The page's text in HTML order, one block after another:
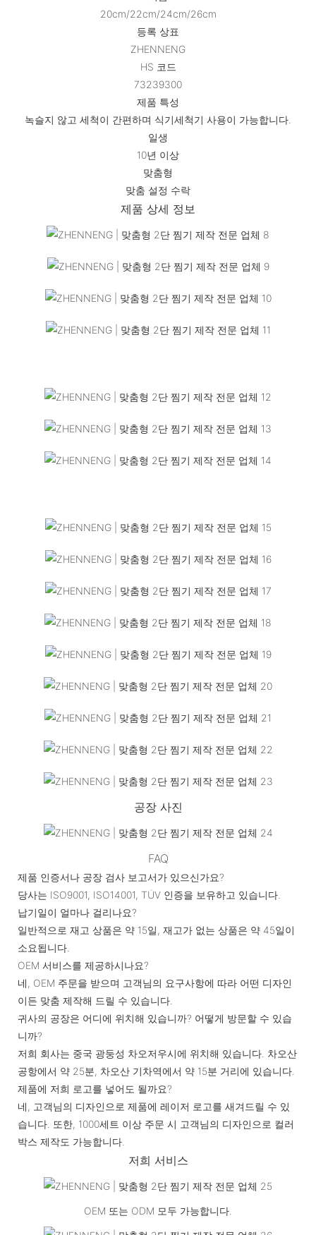
20cm/22cm/24cm/26cm
등록 상표
ZHENNENG
HS 코드
73239300
제품 특성
녹슬지 않고 세척이 간편하며 식기세척기 사용이 가능합니다.
일생
10년 이상
맞춤형
맞춤 설정 수락
제품 상세 정보
공장 사진
FAQ
제품 인증서나 공장 검사 보고서가 있으신가요?
당사는 ISO9001, ISO14001, TÜV 인증을 보유하고 있습니다.
납기일이 얼마나 걸리나요?
일반적으로 재고 상품은 약 15일, 재고가 없는 상품은 약 45일이
소요됩니다.
OEM 서비스를 제공하시나요?
네, OEM 주문을 받으며 고객님의 요구사항에 따라 어떤 디자인
이든 맞춤 제작해 드릴 수 있습니다.
귀사의 공장은 어디에 위치해 있습니까? 어떻게 방문할 수 있습
니까?
저희 회사는 중국 광둥성 차오저우시에 위치해 있습니다. 차오산
공항에서 약 25분, 차오산 기차역에서 약 15분 거리에 있습니다.
제품에 저희 로고를 넣어도 될까요?
네, 고객님의 디자인으로 제품에 레이저 로고를 새겨드릴 수 있
습니다. 또한, 1000세트 이상 주문 시 고객님의 디자인으로 컬러
박스 제작도 가능합니다.
저희 서비스
OEM 또는 ODM 모두 가능합니다.